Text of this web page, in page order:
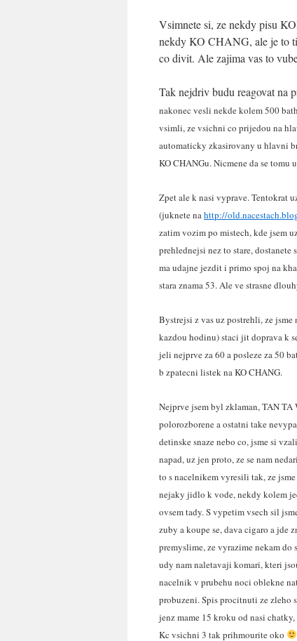
Vsimnete si, ze nekdy pisu
nekdy KO CHANG, ale je to
co divit. Ale zajima vas to
Tak nejdriv budu reagovat na
nakonec vesli nekde kolem 500
vsimli, ze vsichni co prijedou na
automaticky zkasirovany u hlavni
KO CHANGu. Nicmene da se
Zpet ale k nasi vyprave. Tentokrat
(juknete nahttp://
zatim vozim po mistech, kde jsem
prehlednejsi nez to stare,
ma udajne jezdit i primo spoj na
stara znama 53. Ale ve strasne
Bystrejsi z vas uz postrehli, ze
kazdou hodinu) staci jit doprava k
jeli nejprve za 60 a posleze za 50
b zpatecni listek na KO CHANG.
Nejprve jsem byl zklaman, TAN TA
polorozborene a ostatni take
detinske snaze nebo co, jsme si
napad, uz jen proto, ze se nam
to s nacelnikem vyresili tak, ze
nejaky jidlo k vode, nekdy kolem
ovsem tady. S vypetim vsech sil
zuby a koupe se, dava cigaro a jde
premyslime, ze vyrazime nekam
udy nam naletavaji komari, kteri
nacelnik v prubehu noci oblekne
probuzeni. Spis procitnuti ze zleho
jenz mame 15 kroku od nasi
Kc vsichni 3 tak prihmourite oko